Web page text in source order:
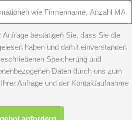
Anfrage bestätigen Sie, dass Sie die
haben und damit einverstanden
Speicherung und
Daten durch uns zum
Anfrage und der Kontaktaufnahme